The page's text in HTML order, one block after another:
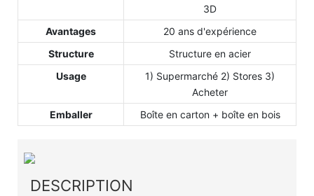
3D
Avantages
20 ans d'expérience
Structure
Structure en acier
Usage
1) Supermarché 2) Stores 3)
Acheter
Emballer
Boîte en carton + boîte en bois
DESCRIPTION